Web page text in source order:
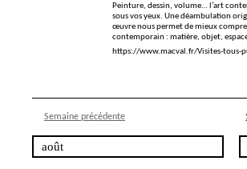
Peinture, dessin, volume… l’art
sous vos yeux. Une déambulation
œuvre nous permet de mieux
contemporain : matière, objet,
https://www.macval.fr/Visites-tous-
Semaine précédente